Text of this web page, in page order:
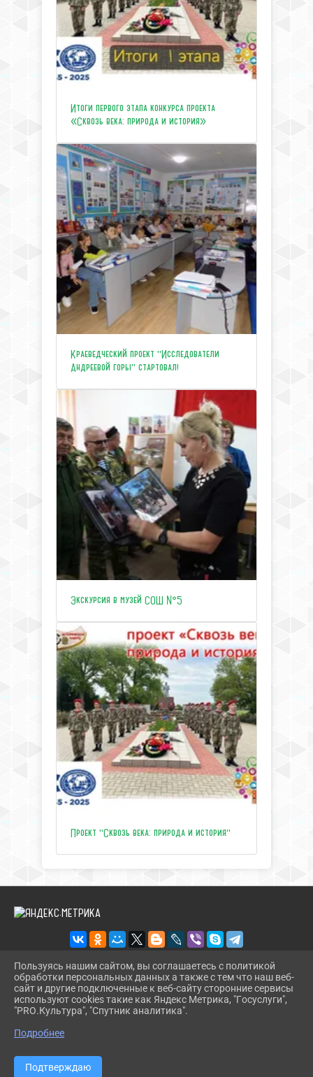
Итоги первого этапа конкурса проекта
«Сквозь века: природа и история»
Краеведческий проект "Исследователи
Андреевой горы" стартовал!
Экскурсия в музей СОШ №5
Проект "Сквозь века: природа и история"
2026 Г. ЦЕНТРТУРИЗМАТЕМРЮК.РФ
ВХОД
КАРТА САЙТА
СДЕЛАНО НА KUBCMS
РАЗРАБОТКА И ПОДДЕРЖКА
Пользуясь нашим сайтом, вы соглашаетесь с политикой
обработки персональных данных а также с тем что наш веб-
сайт и другие подключенные к веб-сайту сторонние сервисы
используют cookies такие как Яндекс Метрика, "Госуслуги",
"PRO.Культура", "Спутник аналитика".
Подробнее
Подтверждаю